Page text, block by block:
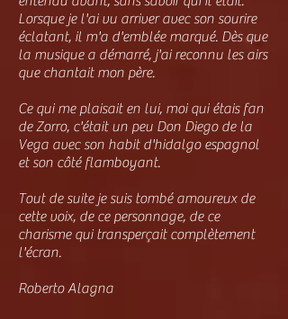
Lorsque je l'ai vu arriver avec son sourire
éclatant, il m'a d'emblée marqué. Dès que
la musique a démarré, j'ai reconnu les airs
que chantait mon père.
Ce qui me plaisait en lui, moi qui étais fan
de Zorro, c'était un peu Don Diego de la
Vega avec son habit d'hidalgo espagnol
et son côté flamboyant.
Tout de suite je suis tombé amoureux de
cette voix, de ce personnage, de ce
charisme qui transperçait complètement
l'écran.
Roberto Alagna